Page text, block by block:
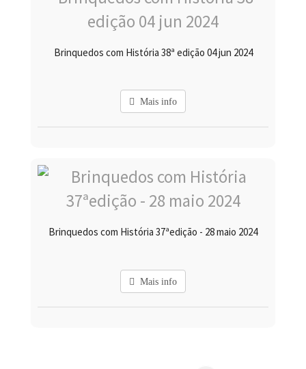
Brinquedos com História 38ª edição 04 jun 2024
Mais info
Brinquedos com História 37ªedição - 28 maio 2024
Mais info